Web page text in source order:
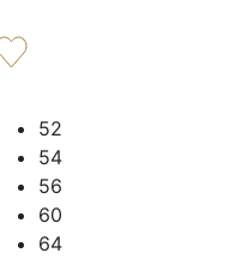
52
54
56
60
64